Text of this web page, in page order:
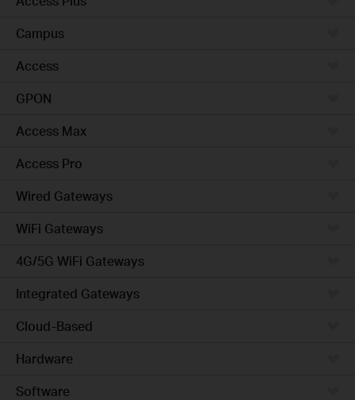
Campus
Access
GPON
Access Max
Access Pro
Wired Gateways
WiFi Gateways
4G/5G WiFi Gateways
Integrated Gateways
Cloud-Based
Hardware
Software